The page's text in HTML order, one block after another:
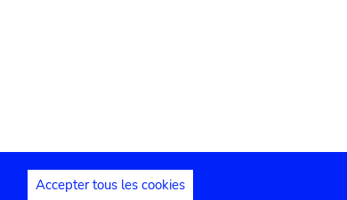
Accepter tous les cookies